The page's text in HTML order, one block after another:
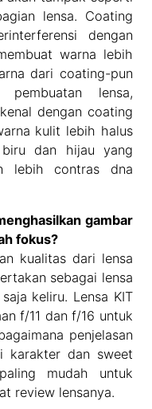
lensa. Coating
dengan
warna lebih
dari coating-pun
pembuatan lensa,
dengan coating
kulit lebih halus
dan hijau yang
lebih contras dna
gambar
fokus?
kualitas dari lensa
sebagai lensa
keliru. Lensa KIT
f/11 dan f/16 untuk
penjelasan
karakter dan sweet
mudah untuk
review lensanya.